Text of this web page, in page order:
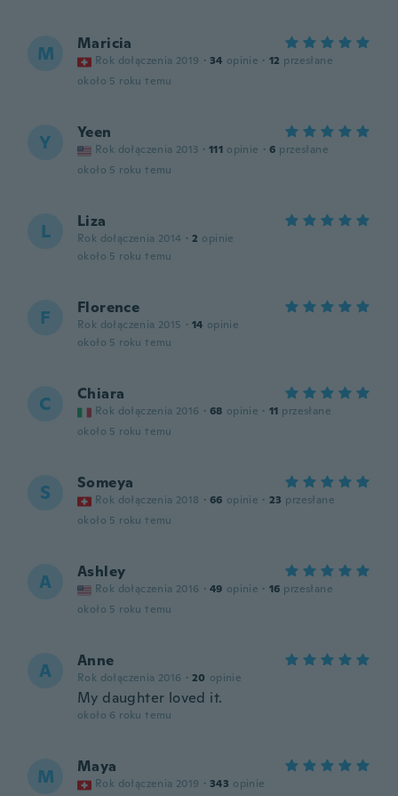
M Maricia
Rok dołączenia 2019 · 34 opinie · 12 przesłane
około 5 roku temu
Y Yeen
Rok dołączenia 2013 · 111 opinie · 6 przesłane
około 5 roku temu
L Liza
Rok dołączenia 2014 · 2 opinie
około 5 roku temu
F Florence
Rok dołączenia 2015 · 14 opinie
około 5 roku temu
C Chiara
Rok dołączenia 2016 · 68 opinie · 11 przesłane
około 5 roku temu
S Someya
Rok dołączenia 2018 · 66 opinie · 23 przesłane
około 5 roku temu
A Ashley
Rok dołączenia 2016 · 49 opinie · 16 przesłane
około 5 roku temu
A Anne
Rok dołączenia 2016 · 20 opinie
My daughter loved it.
około 6 roku temu
M Maya
Rok dołączenia 2019 · 343 opinie